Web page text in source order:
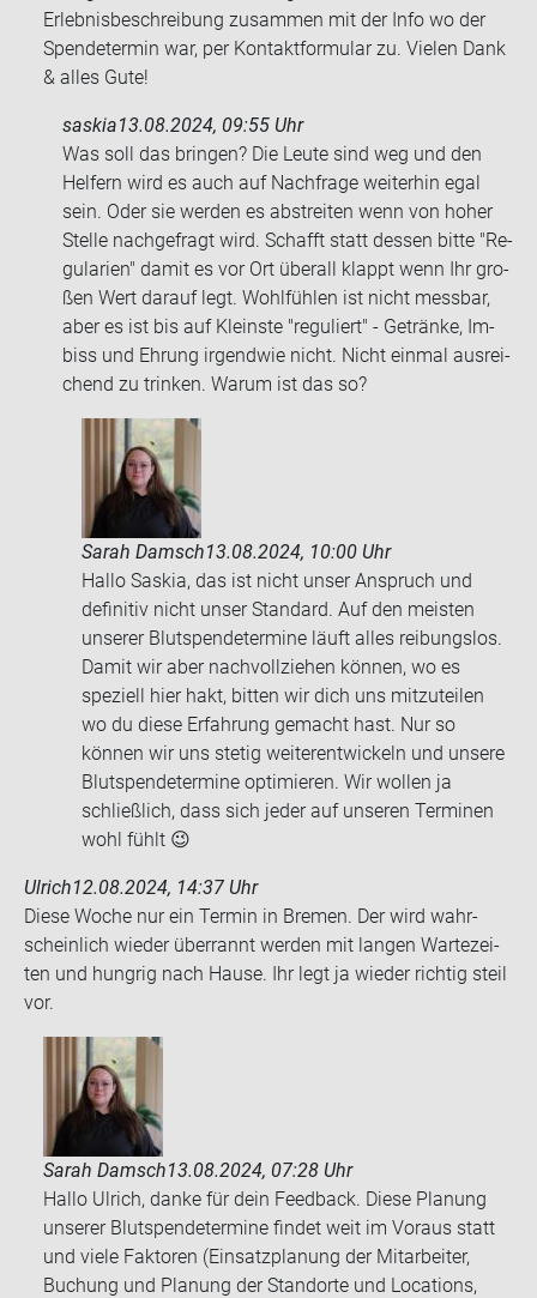
Erlebnisbeschreibung zusammen mit der Info wo der
Spendetermin war, per Kontaktformular zu. Vielen Dank
& alles Gute!
saskia13.08.2024, 09:55 Uhr
Was soll das brin­gen? Die Leute sind weg und den
Hel­fern wird es auch auf Nach­fra­ge wei­ter­hin egal
sein. Oder sie wer­den es ab­strei­ten wenn von hoher
Stel­le nach­ge­fragt wird. Schafft statt des­sen bitte "Re­
gu­la­ri­en" damit es vor Ort über­all klappt wenn Ihr gro­
ßen Wert dar­auf legt. Wohl­füh­len ist nicht mess­bar,
aber es ist bis auf Kleins­te "re­gu­liert" - Ge­trän­ke, Im­
biss und Eh­rung ir­gend­wie nicht. Nicht ein­mal aus­rei­
chend zu trin­ken. Warum ist das so?
Sarah Damsch13.08.2024, 10:00 Uhr
Hallo Saskia, das ist nicht unser Anspruch und
definitiv nicht unser Standard. Auf den meisten
unserer Blutspendetermine läuft alles reibungslos.
Damit wir aber nachvollziehen können, wo es
speziell hier hakt, bitten wir dich uns mitzuteilen
wo du diese Erfahrung gemacht hast. Nur so
können wir uns stetig weiterentwickeln und unsere
Blutspendetermine optimieren. Wir wollen ja
schließlich, dass sich jeder auf unseren Terminen
wohl fühlt 😉
Ulrich12.08.2024, 14:37 Uhr
Diese Woche nur ein Ter­min in Bre­men. Der wird wahr­
schein­lich wie­der über­rannt wer­den mit lan­gen War­te­zei­
ten und hung­rig nach Hause. Ihr legt ja wie­der rich­tig steil
vor.
Sarah Damsch13.08.2024, 07:28 Uhr
Hallo Ulrich, danke für dein Feedback. Diese Planung
unserer Blutspendetermine findet weit im Voraus statt
und viele Faktoren (Einsatzplanung der Mitarbeiter,
Buchung und Planung der Standorte und Locations,